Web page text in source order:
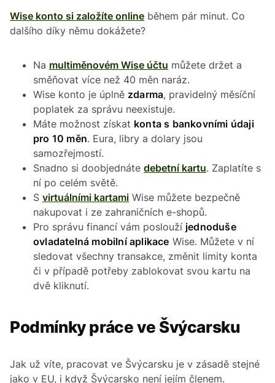
Wise konto si založíte online během pár minut. Co
dalšího díky němu dokážete?
Na multiměnovém Wise účtu můžete držet a
směňovat více než 40 měn naráz.
Wise konto je úplně zdarma, pravidelný měsíční
poplatek za správu neexistuje.
Máte možnost získat konta s bankovními údaji
pro 10 měn. Eura, libry a dolary jsou
samozřejmostí.
Snadno si doobjednáte debetní kartu. Zaplatíte s
ní po celém světě.
S virtuálními kartami Wise můžete bezpečně
nakupovat i ze zahraničních e-shopů.
Pro správu financí vám poslouží jednoduše
ovladatelná mobilní aplikace Wise. Můžete v ní
sledovat všechny transakce, změnit limity konta
či v případě potřeby zablokovat svou kartu na
dvě kliknutí.
Podmínky práce ve Švýcarsku
Jak už víte, pracovat ve Švýcarsku je v zásadě stejné
jako v EU, i když Švýcarsko není jejím členem.